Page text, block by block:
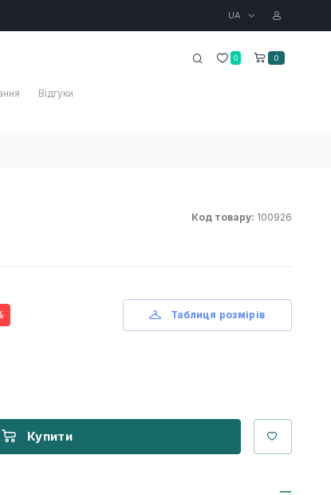
UA
0 0
Відгуки
Код товару: 100926
Таблиця розмірів
Купити